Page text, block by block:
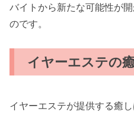
バイトから新たな可能性が
のです。
イヤーエステの
イヤーエステが提供する癒